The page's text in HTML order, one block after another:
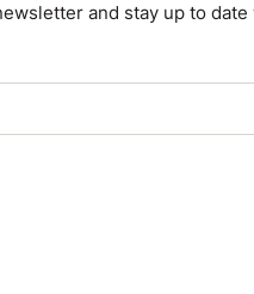
and stay up to date